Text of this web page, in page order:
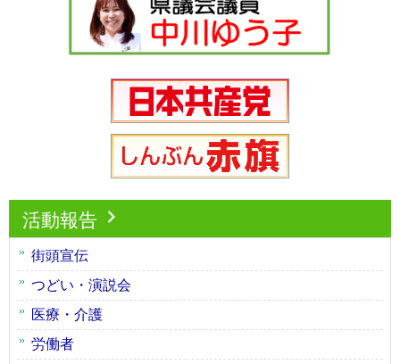
活動報告
街頭宣伝
つどい・演説会
医療・介護
労働者